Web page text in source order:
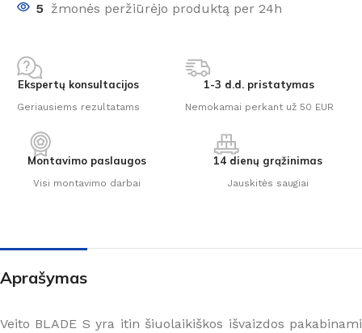
5 žmonės peržiūrėjo produktą per 24h
Ekspertų konsultacijos
Geriausiems rezultatams
1-3 d.d. pristatymas
Nemokamai perkant už 50 EUR
Montavimo paslaugos
Visi montavimo darbai
14 dienų grąžinimas
Jauskitės saugiai
Aprašymas
Veito BLADE S yra itin šiuolaikiškos išvaizdos pakabinami